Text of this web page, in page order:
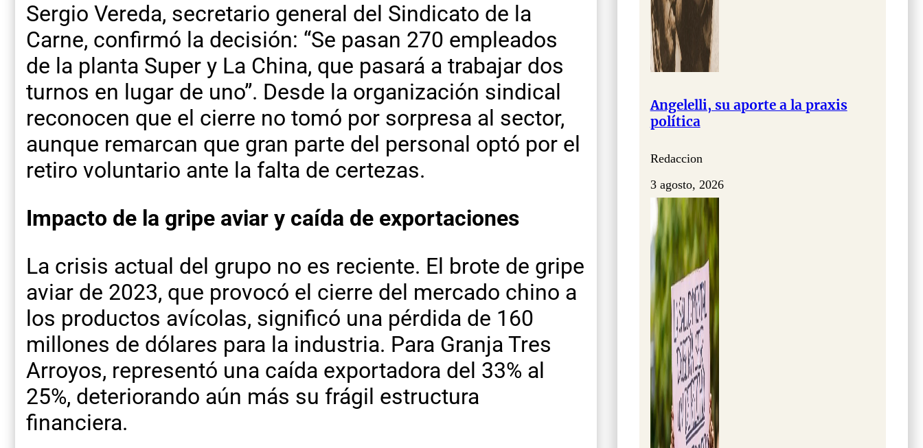
Sergio Vereda, secretario general del Sindicato de la
Carne, confirmó la decisión: “Se pasan 270 empleados
de la planta Super y La China, que pasará a trabajar dos
turnos en lugar de uno”. Desde la organización sindical
reconocen que el cierre no tomó por sorpresa al sector,
aunque remarcan que gran parte del personal optó por el
retiro voluntario ante la falta de certezas.
Impacto de la gripe aviar y caída de exportaciones
La crisis actual del grupo no es reciente. El brote de gripe
aviar de 2023, que provocó el cierre del mercado chino a
los productos avícolas, significó una pérdida de 160
millones de dólares para la industria. Para Granja Tres
Arroyos, representó una caída exportadora del 33% al
25%, deteriorando aún más su frágil estructura
financiera.
Angelelli, su aporte a la praxis
política
Redaccion
3 agosto, 2026